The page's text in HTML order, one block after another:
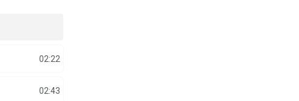
02:22
02:43